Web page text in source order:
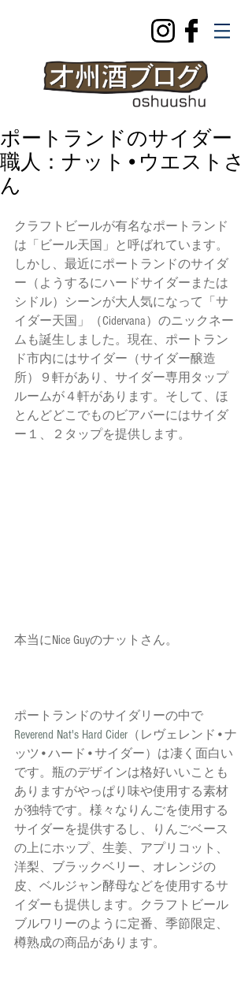
ポートランドのサイダー
職人：ナット•ウエストさ
ん
クラフトビールが有名なポートランド
は「ビール天国」と呼ばれています。
しかし、最近にポートランドのサイダ
ー（ようするにハードサイダーまたは
シドル）シーンが大人気になって「サ
イダー天国」（Cidervana）のニックネー
ムも誕生しました。現在、ポートラン
ド市内にはサイダー（サイダー醸造
所）９軒があり、サイダー専用タップ
ルームが４軒があります。そして、ほ
とんどどこでものビアバーにはサイダ
ー１、２タップを提供します。
本当にNice Guyのナットさん。
ポートランドのサイダリーの中で
Reverend Nat's Hard Cider （レヴェレンド•ナ
ッツ•ハード•サイダー）は凄く面白い
です。瓶のデザインは格好いいことも
ありますがやっぱり味や使用する素材
が独特です。様々なりんごを使用する
サイダーを提供するし、りんごベース
の上にホップ、生姜、アプリコット、
洋梨、ブラックベリー、オレンジの
皮、ベルジャン酵母などを使用するサ
イダーも提供します。クラフトビール
ブルワリーのように定番、季節限定、
樽熟成の商品があります。